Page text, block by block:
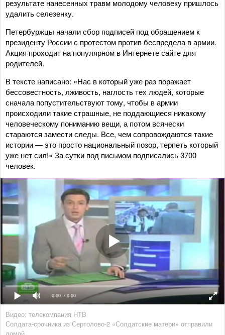
результате нанесенных травм молодому человеку пришлось
удалить селезенку.
Петербуржцы начали сбор подписей под обращением к
президенту России с протестом против беспредела в армии.
Акция проходит на популярном в Интернете сайте для
родителей.
В тексте написано: «Нас в который уже раз поражает
бессовестность, лживость, наглость тех людей, которые
сначала попустительствуют тому, чтобы в армии
происходили такие страшные, не поддающиеся никакому
человеческому пониманию вещи, а потом всячески
стараются замести следы. Все, чем сопровождаются такие
истории — это просто национальный позор, терпеть который
уже нет сил!» За сутки под письмом подписались 3700
человек.
0:00 / 0:00
Видео: телекомпания НТВ
Солдата-срочника из Сертолово-2 «Солдатские матери» отправили